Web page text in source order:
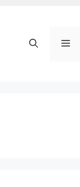
القائمة